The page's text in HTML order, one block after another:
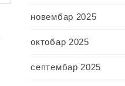
новембар 2025
октобар 2025
септембар 2025